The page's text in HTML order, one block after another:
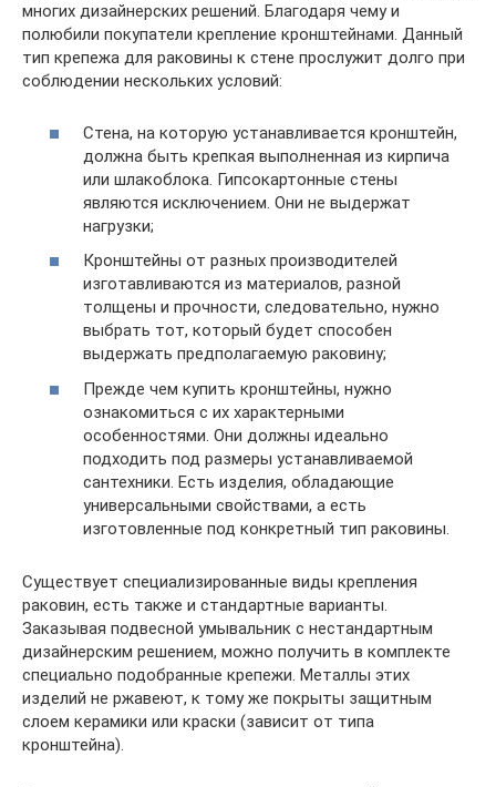
многих дизайнерских решений. Благодаря чему и
полюбили покупатели крепление кронштейнами. Данный
тип крепежа для раковины к стене прослужит долго при
соблюдении нескольких условий:
Стена, на которую устанавливается кронштейн,
должна быть крепкая выполненная из кирпича
или шлакоблока. Гипсокартонные стены
являются исключением. Они не выдержат
нагрузки;
Кронштейны от разных производителей
изготавливаются из материалов, разной
толщены и прочности, следовательно, нужно
выбрать тот, который будет способен
выдержать предполагаемую раковину;
Прежде чем купить кронштейны, нужно
ознакомиться с их характерными
особенностями. Они должны идеально
подходить под размеры устанавливаемой
сантехники. Есть изделия, обладающие
универсальными свойствами, а есть
изготовленные под конкретный тип раковины.
Существует специализированные виды крепления
раковин, есть также и стандартные варианты.
Заказывая подвесной умывальник с нестандартным
дизайнерским решением, можно получить в комплекте
специально подобранные крепежи. Металлы этих
изделий не ржавеют, к тому же покрыты защитным
слоем керамики или краски (зависит от типа
кронштейна).